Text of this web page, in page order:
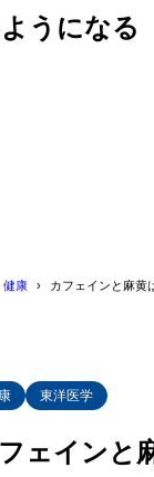
うになる
健康 カフェインと麻黄
東洋医学
ェインと